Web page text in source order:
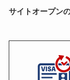
サイトオープン